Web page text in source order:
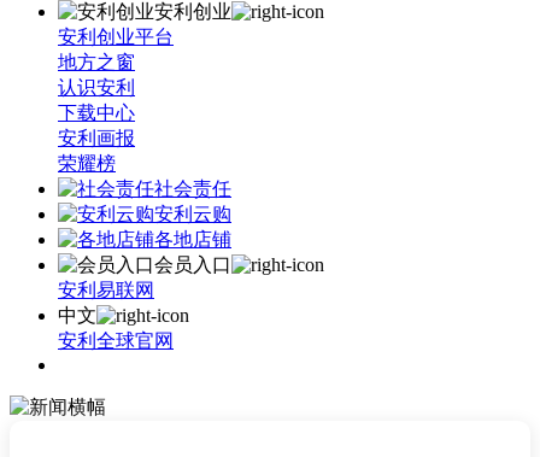
安利创业
安利创业平台
地方之窗
认识安利
下载中心
安利画报
荣耀榜
社会责任
安利云购
各地店铺
会员入口
安利易联网
中文
安利全球官网